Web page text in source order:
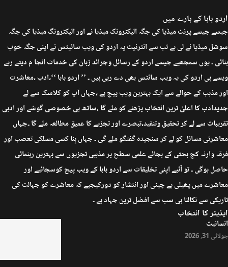
اردو بابا کے بارے میں
جیسے جیسے پرنٹ میڈیا کی جگہ الیکٹرونک میڈیا نے اور الیکٹرونگ میڈیا کی جگہ
سوشل میڈیا نے لی ہے تب سے انٹرنیٹ پہ اردو کی ویب سائیٹس نے اپنی جگہ خوب
بنائی ۔ یوں سمجھیے جیسے اردو کے رسائل وجرائد زبان کی خدمات انجا م دیتے رہے
ویسے ہی اردو کی یہ ویب سائٹس بھی دے رہی ہیں ۔ ’’ اردو بابا ‘‘،ادب ،معاشرت
اور مذہب کے حوالے سے ایک بہترین ویب پیج ہے ،جہاں آپ کو کلاسک سے لے
جدیدادب کا اعلیٰ ترین انتخاب پڑھنے کو ملے گا ،ساتھ ہی خصوصی گوشے اور ادبی
تقریبات سے لے کر تحقیق وتنقید،تبصرے اور تجزیے کا عمیق مطالعہ ملے گا ۔جہاں
معاشرتی مسائل کو لے کر سنجیدہ گفتگو ملے گی ۔ جہاں بِنا کسی مسلکی تعصب اور
فرقہ وارنہ کج بحثی کے بجائے علمی سطح پر مذہبی تجزیوں سے بہترین رہنمائی
حاصل ہوگی ۔ تو آئیے اپنی تخلیقات سے اردو بابا کے ویب پیج کوسجائیے اور
معاشرے میں پھیلی بے چینی اور انتشار کو دورکیجیے کہ معاشرے کو جہالت کی
تاریکی سے نکالنا ہی سب سے افضل ترین جہاد ہے ۔
ایڈیٹر کا انتخاب
انسانیت
جولائی 31, 2026